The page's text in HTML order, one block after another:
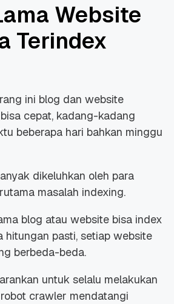
Website
Terindex
ini blog dan website
cepat, kadang-kadang
beberapa hari bahkan minggu
dikeluhkan oleh para
masalah indexing.
blog atau website bisa index
hitungan pasti, setiap website
berbeda-beda.
untuk selalu melakukan
crawler mendatangi